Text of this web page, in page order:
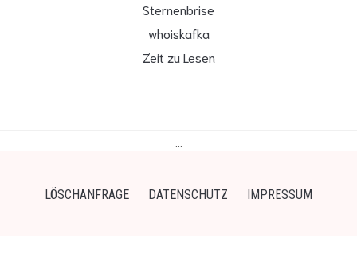
Sternenbrise
whoiskafka
Zeit zu Lesen
…
LÖSCHANFRAGE DATENSCHUTZ IMPRESSUM